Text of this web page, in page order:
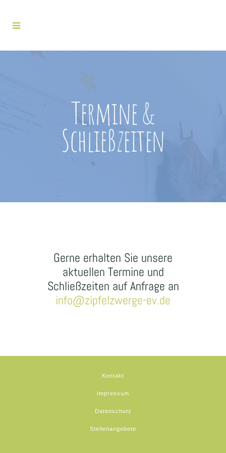
Termine &
Schließzeiten
Gerne erhalten Sie unsere
aktuellen Termine und
Schließzeiten auf Anfrage an
info@zipfelzwerge-ev.de
Kontakt
Impressum
Datenschutz
Stellenangebote